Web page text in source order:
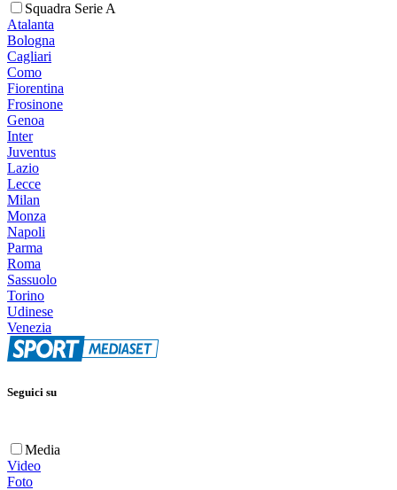
Squadra Serie A
Atalanta
Bologna
Cagliari
Como
Fiorentina
Frosinone
Genoa
Inter
Juventus
Lazio
Lecce
Milan
Monza
Napoli
Parma
Roma
Sassuolo
Torino
Udinese
Venezia
Seguici su
Media
Video
Foto